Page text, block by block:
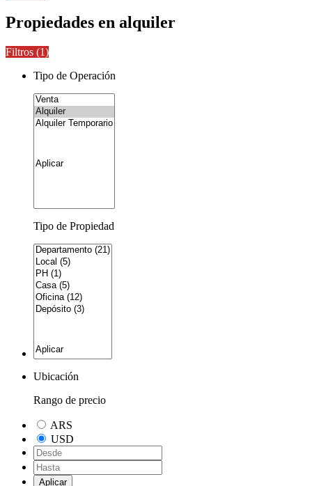
Propiedades en alquiler
Filtros (1)
Tipo de Operación
Tipo de Propiedad
Ubicación
Rango de precio
ARS
USD
Aplicar